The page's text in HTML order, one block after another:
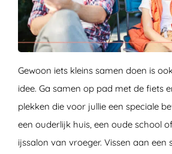
Gewoon iets kleins samen doen is
idee. Ga samen op pad met de fiets
plekken die voor jullie een speciale
een ouderlijk huis, een oude school
ijssalon van vroeger. Vissen aan een